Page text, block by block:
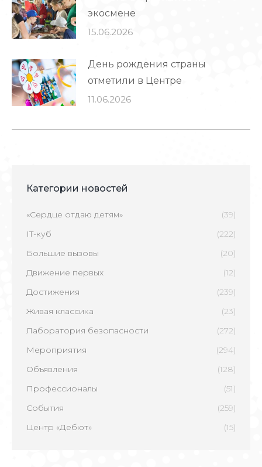
экосмене
15.06.2026
День рождения страны
отметили в Центре
11.06.2026
Категории новостей
«Сердце отдаю детям»
(39)
IT-куб
(222)
Большие вызовы
(20)
Движение первых
(12)
Достижения
(239)
Живая классика
(23)
Лаборатория безопасности
(272)
Мероприятия
(294)
Объявления
(128)
Профессионалы
(51)
События
(259)
Центр «Дебют»
(15)